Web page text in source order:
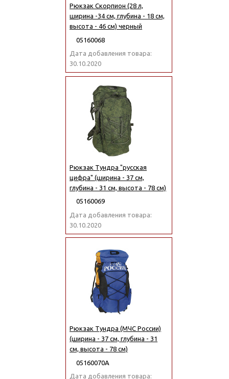
Рюкзак Скорпион (28 л,
ширина -34 см, глубина - 18 см,
высота - 46 см) черный
05160068
Дата добавления товара:
30.10.2020
Рюкзак Тундра "русская
цифра" (ширина - 37 см,
глубина - 31 см, высота - 78 см)
05160069
Дата добавления товара:
30.10.2020
Рюкзак Тундра (МЧС России)
(ширина - 37 см, глубина - 31
см, высота - 78 см)
05160070А
Дата добавления товара: